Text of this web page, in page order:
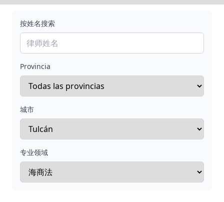
按姓名搜索
Provincia
城市
专业领域